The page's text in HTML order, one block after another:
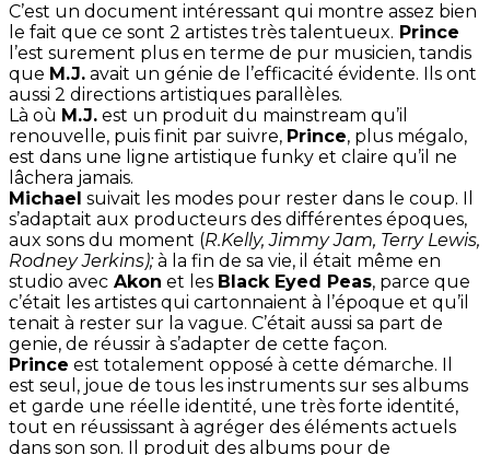
C’est un document intéressant qui montre assez bien
le fait que ce sont 2 artistes très talentueux. Prince
l’est surement plus en terme de pur musicien, tandis
que M.J. avait un génie de l’efficacité évidente. Ils ont
aussi 2 directions artistiques parallèles.
Là où M.J. est un produit du mainstream qu’il
renouvelle, puis finit par suivre, Prince, plus mégalo,
est dans une ligne artistique funky et claire qu’il ne
lâchera jamais.
Michael suivait les modes pour rester dans le coup. Il
s’adaptait aux producteurs des différentes époques,
aux sons du moment (R.Kelly, Jimmy Jam, Terry Lewis,
Rodney Jerkins);à la fin de sa vie, il était même en
studio avec Akon et les Black Eyed Peas, parce que
c’était les artistes qui cartonnaient à l’époque et qu’il
tenait à rester sur la vague. C’était aussi sa part de
genie, de réussir à s’adapter de cette façon.
Prince est totalement opposé à cette démarche. Il
est seul, joue de tous les instruments sur ses albums
et garde une réelle identité, une très forte identité,
tout en réussissant à agréger des éléments actuels
dans son son. Il produit des albums pour de